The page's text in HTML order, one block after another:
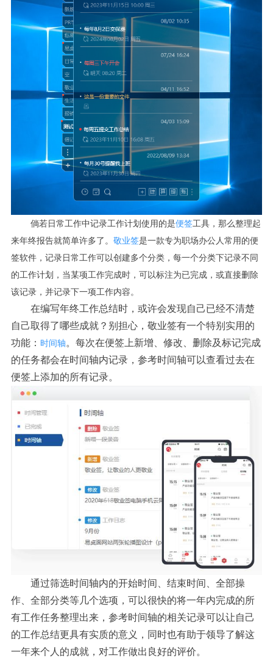
倘若日常工作中记录工作计划使用的是便签工具，那么整理起
来年终报告就简单许多了。 敬业签是一款专为职场办公人常用的便
签软件，记录日常工作可以创建多个分类，每一个分类下记录不同
的工作计划， 当某项工作完成时，可以标注为已完成，或直接删除
该记录，并记录下一项工作内容。
在编写年终工作总结时，或许会发现自己已经不清楚
自己取得了哪些成就？别担心，敬业签有一个特别实用的
功能： 时间轴。每次在便签上新增、修改、删除及标记完成
的任务都会在时间轴内记录，参考时间轴可以查看过去在
便签上添加的所有记录。
通过筛选时间轴内的开始时间、结束时间、全部操
作、全部分类等几个选项，可以很快的将一年内完成的所
有工作任务整理出来，参考时间轴的相关记录可以让自己
的工作总结更具有实质的意义，同时也有助于领导了解这
一年来个人的成就，对工作做出良好的评价。